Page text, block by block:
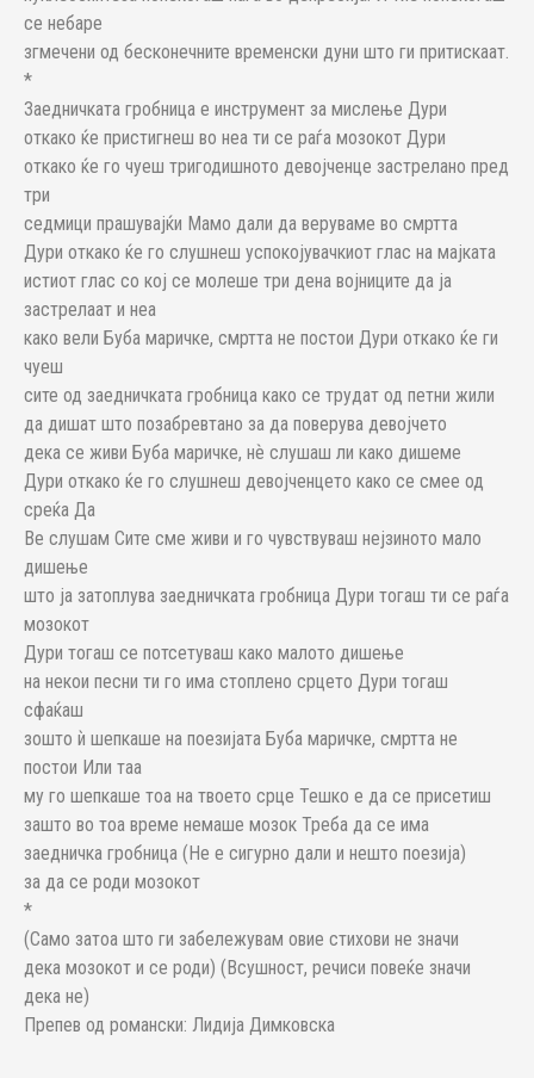
се небаре
згмечени од бесконечните временски дуни што ги притискаат.
*
Заедничката гробница е инструмент за мислење Дури
откако ќе пристигнеш во неа ти се раѓа мозокот Дури
откако ќе го чуеш тригодишното девојченце застрелано пред
три
седмици прашувајќи Мамо дали да веруваме во смртта
Дури откако ќе го слушнеш успокојувачкиот глас на мајката
истиот глас со кој се молеше три дена војниците да ја
застрелаат и неа
како вели Буба маричке, смртта не постои Дури откако ќе ги
чуеш
сите од заедничката гробница како се трудат од петни жили
да дишат што позабревтано за да поверува девојчето
дека се живи Буба маричке, нѐ слушаш ли како дишеме
Дури откако ќе го слушнеш девојченцето како се смее од
среќа Да
Ве слушам Сите сме живи и го чувствуваш нејзиното мало
дишење
што ја затоплува заедничката гробница Дури тогаш ти се раѓа
мозокот
Дури тогаш се потсетуваш како малото дишење
на некои песни ти го има стоплено срцето Дури тогаш
сфаќаш
зошто ѝ шепкаше на поезијата Буба маричке, смртта не
постои Или таа
му го шепкаше тоа на твоето срце Тешко е да се присетиш
зашто во тоа време немаше мозок Треба да се има
заедничка гробница (Не е сигурно дали и нешто поезија)
за да се роди мозокот
*
(Само затоа што ги забележувам овие стихови не значи
дека мозокот и се роди) (Всушност, речиси повеќе значи
дека не)
Препев од романски: Лидија Димковска